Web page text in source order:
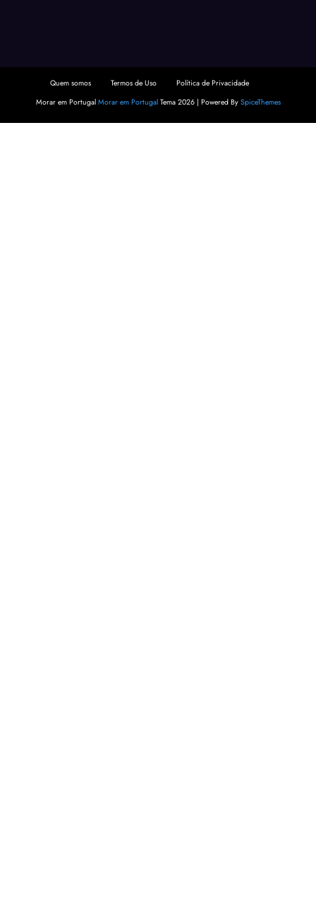
Quem somos Termos de Uso
Política de Privacidade
Morar em Portugal Morar em PortugalTema 2026 | Powered By SpiceThemes